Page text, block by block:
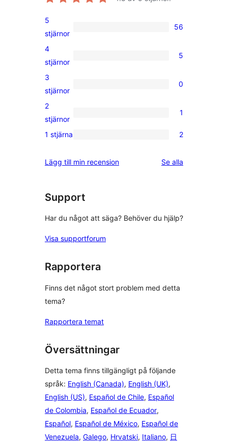
56
5-
stjärniga
5
stjärnor
56
5
4-
stjärniga
4
stjärnor
5
0
3-
stjärniga
3
stjärnor
0
1
2-
recension
2
stjärnor
1
2
stjärniga
1 stjärna 2
Lägg till min recension Se alla
Support
Har du något att säga? Behöver du hjälp?
Visa supportforum
Rapportera
Finns det något stort problem med detta
tema?
Rapportera temat
Översättningar
Detta tema finns tillgängligt på följande
språk: English (Canada), English (UK),
English (US), Español de Chile, Español
de Colombia, Español de Ecuador,
Español, Español de México, Español de
Venezuela, Galego, Hrvatski, Italiano, 日